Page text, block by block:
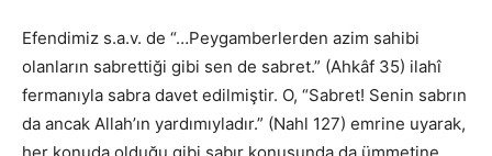
Efendimiz s.a.v. de “…Peygamberlerden azim sahibi
olanların sabrettiği gibi sen de sabret.” (Ahkâf 35) ilahî
fermanıyla sabra davet edilmiştir. O, “Sabret! Senin sabrın
da ancak Allah’ın yardımıyladır.” (Nahl 127) emrine uyarak,